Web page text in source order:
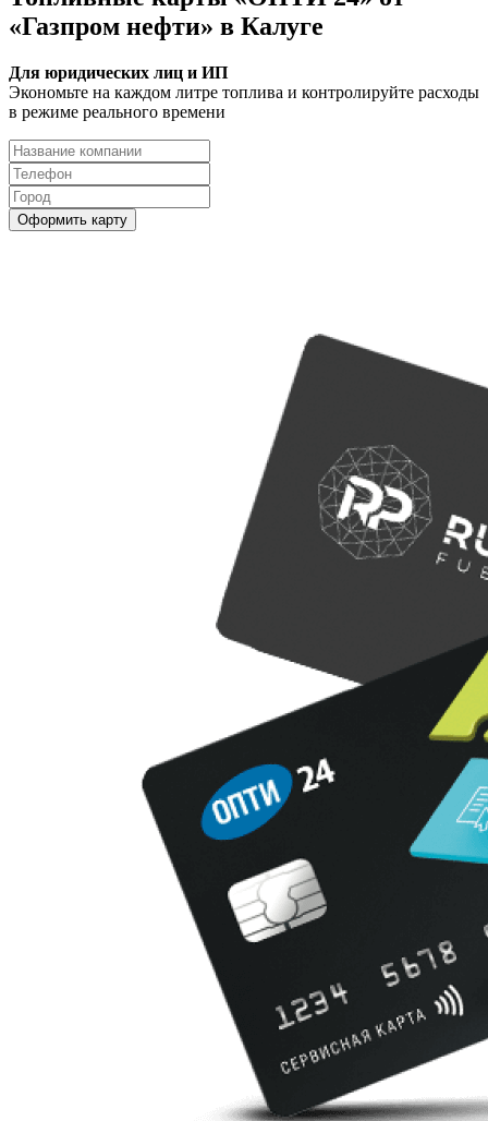
«Газпром нефти» в Калуге
Для юридических лиц и ИП
Экономьте на каждом литре топлива и контролируйте расходы
в режиме реального времени
Оформить карту